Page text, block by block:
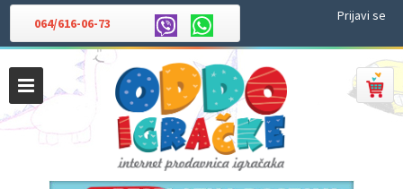
064/616-06-73 Prijavi se